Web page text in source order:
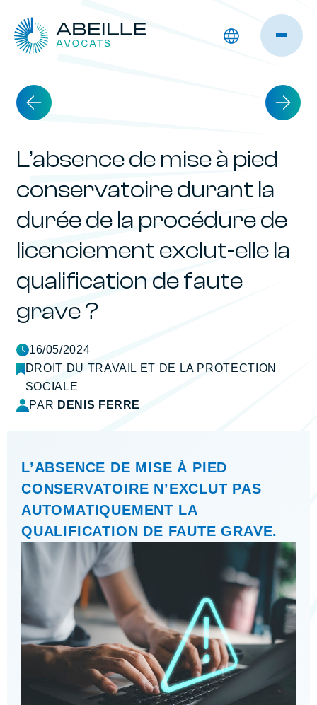
L’absence de mise à pied
conservatoire durant la
durée de la procédure de
licenciement exclut-elle la
qualification de faute
grave ?
16/05/2024
DROIT DU TRAVAIL ET DE LA PROTECTION
SOCIALE
PAR DENIS FERRE
L’ABSENCE DE MISE À PIED
CONSERVATOIRE N’EXCLUT PAS
AUTOMATIQUEMENT LA
QUALIFICATION DE FAUTE GRAVE.